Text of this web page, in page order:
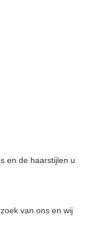
en de haarstijlen u
van ons en wij